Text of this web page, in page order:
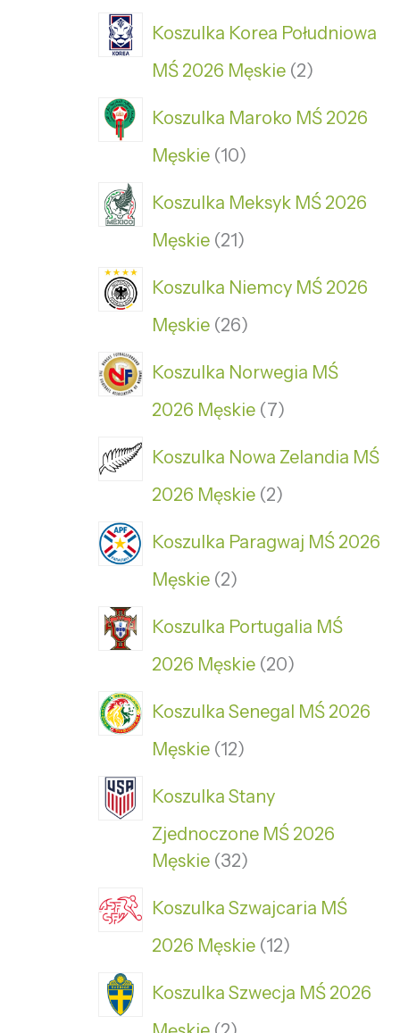
Koszulka Korea Południowa
MŚ 2026 Męskie 2
Koszulka Maroko MŚ 2026
Męskie 10
Koszulka Meksyk MŚ 2026
Męskie 21
Koszulka Niemcy MŚ 2026
Męskie 26
Koszulka Norwegia MŚ
2026 Męskie 7
Koszulka Nowa Zelandia MŚ
2026 Męskie 2
Koszulka Paragwaj MŚ 2026
Męskie 2
Koszulka Portugalia MŚ
2026 Męskie 20
Koszulka Senegal MŚ 2026
Męskie 12
Koszulka Stany
Zjednoczone MŚ 2026
Męskie 32
Koszulka Szwajcaria MŚ
2026 Męskie 12
Koszulka Szwecja MŚ 2026